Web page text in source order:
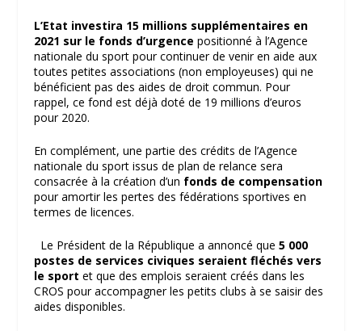
L’Etat investira 15 millions supplémentaires en
2021 sur le fonds d’urgence positionné à l’Agence
nationale du sport pour continuer de venir en aide aux
toutes petites associations (non employeuses) qui ne
bénéficient pas des aides de droit commun. Pour
rappel, ce fond est déjà doté de 19 millions d’euros
pour 2020.
En complément, une partie des crédits de l’Agence
nationale du sport issus de plan de relance sera
consacrée à la création d’un fonds de compensation
pour amortir les pertes des fédérations sportives en
termes de licences.
Le Président de la République a annoncé que5 000
postes de services civiques seraient fléchés vers
le sportet que des emplois seraient créés dans les
CROS pour accompagner les petits clubs à se saisir des
aides disponibles.